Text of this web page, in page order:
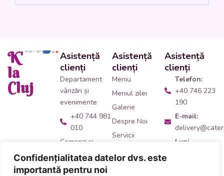
Confidențialitatea datelor dvs. este
importantă pentru noi
K'
la
Cluj
Asistență
clienți
Departament
vânzări și
evenimente
+40 744 981
010
Comenzi și
livrări catering
+40 746 223
Asistență
clienți
Meniu
Meniul zilei
Galerie
Despre Noi
Servicii
Asistență
clienți
Telefon:
+40 746 223
190
E-mail:
Luni -